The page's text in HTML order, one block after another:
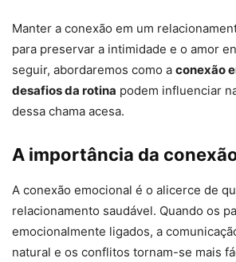
Manter a conexão em um
para preservar a intimidade e o amor
seguir, abordaremos como a conexão
desafios da rotina podem influenciar
dessa chama acesa.
A importância da
A conexão emocional é o alicerce de
relacionamento saudável. Quando os
emocionalmente ligados, a
natural e os conflitos tornam-se mais